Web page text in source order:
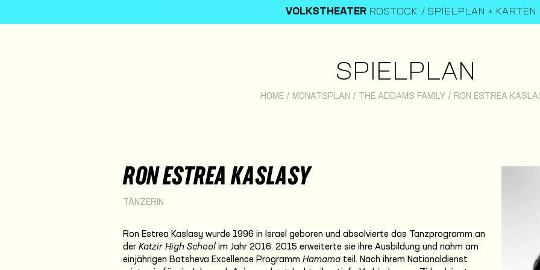
VOLKSTHEATER ROSTOCK SPIELPLAN + KARTEN
SPIELPLAN
HOME / MONATSPLAN / THE ADDAMS FAMILY / RON ESTREA
RON ESTREA KASLASY
TÄNZERIN
Ron Estrea Kaslasy wurde 1996 in Israel geboren und absolvierte das Tanzprogramm an
der Katzir High School im Jahr 2016. 2015 erweiterte sie ihre Ausbildung und nahm am
einjährigen Batsheva Excellence Programm Hamama teil. Nach ihrem Nationaldienst